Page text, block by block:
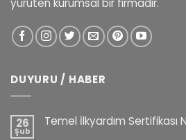
yürüten kurumsal bir firmadır.
DUYURU / HABER
26
Şub
Temel İlkyardım Sertifikası